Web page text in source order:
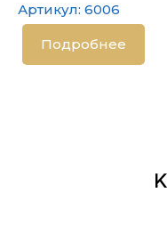
Артикул: 6006
Подробнее